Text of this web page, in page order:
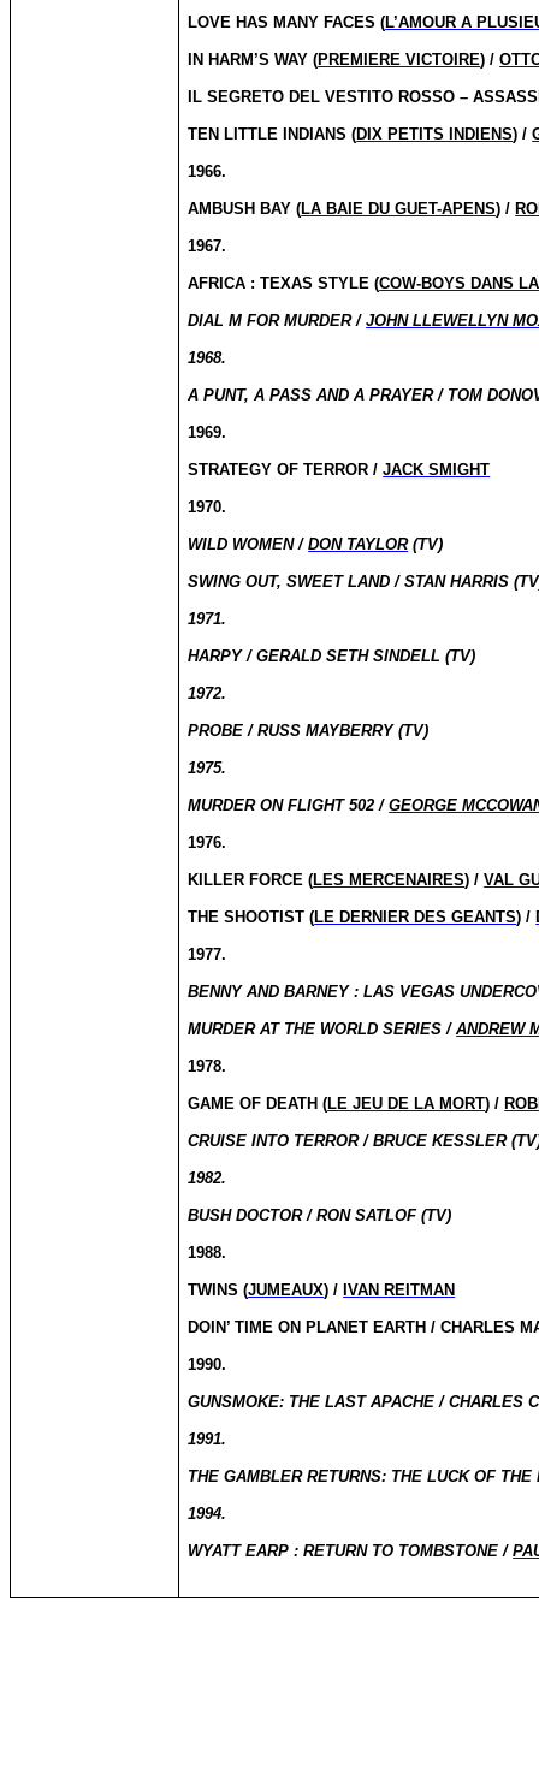
LOVE HAS MANY FACES (L’AMOUR A
IN HARM’S WAY (PREMIERE VICTOIRE) /
IL SEGRETO DEL VESTITO ROSSO –
TEN LITTLE INDIANS (DIX PETITS INDIENS) /
1966.
AMBUSH BAY (LA BAIE DU GUET-APENS) /
1967.
AFRICA : TEXAS STYLE (COW-BOYS DANS
DIAL M FOR MURDER /JOHN LLEWELLYN
1968.
A PUNT, A PASS AND A PRAYER / TOM
1969.
STRATEGY OF TERROR /JACK SMIGHT
1970.
WILD WOMEN /DON TAYLOR(TV)
SWING OUT, SWEET LAND / STAN HARRIS
1971.
HARPY / GERALD SETH SINDELL (TV)
1972.
PROBE / RUSS MAYBERRY (TV)
1975.
MURDER ON FLIGHT 502 /GEORGE
1976.
KILLER FORCE (LES MERCENAIRES) /VAL
THE SHOOTIST (LE DERNIER DES GEANTS) /
1977.
BENNY ANDBARNEY : LAS VEGAS
MURDER AT THE WORLD SERIES /ANDREW
1978.
GAME OF DEATH (LE JEU DE LA MORT) /
CRUISE INTO TERROR / BRUCE KESSLER
1982.
BUSH DOCTOR / RON SATLOF (TV)
1988.
TWINS (JUMEAUX) / IVAN REITMAN
DOIN’ TIME ON PLANET EARTH / CHARLES
1990.
GUNSMOKE: THE LAST APACHE / CHARLES
1991.
THE GAMBLER RETURNS: THE LUCK OF THE
1994.
WYATT EARP : RETURN TO TOMBSTONE /